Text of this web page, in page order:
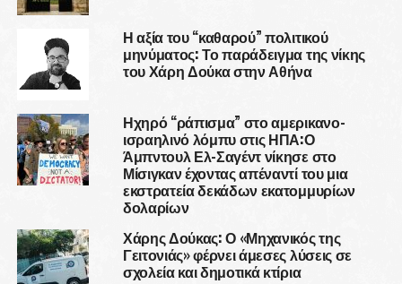
Η αξία του “καθαρού” πολιτικού
μηνύματος: Το παράδειγμα της νίκης
του Χάρη Δούκα στην Αθήνα
Ηχηρό “ράπισμα” στο αμερικανο-
ισραηλινό λόμπυ στις ΗΠΑ:Ο
Άμπντουλ Ελ-Σαγέντ νίκησε στο
Μίσιγκαν έχοντας απέναντί του μια
εκστρατεία δεκάδων εκατομμυρίων
δολαρίων
Χάρης Δούκας: Ο «Μηχανικός της
Γειτονιάς» φέρνει άμεσες λύσεις σε
σχολεία και δημοτικά κτίρια